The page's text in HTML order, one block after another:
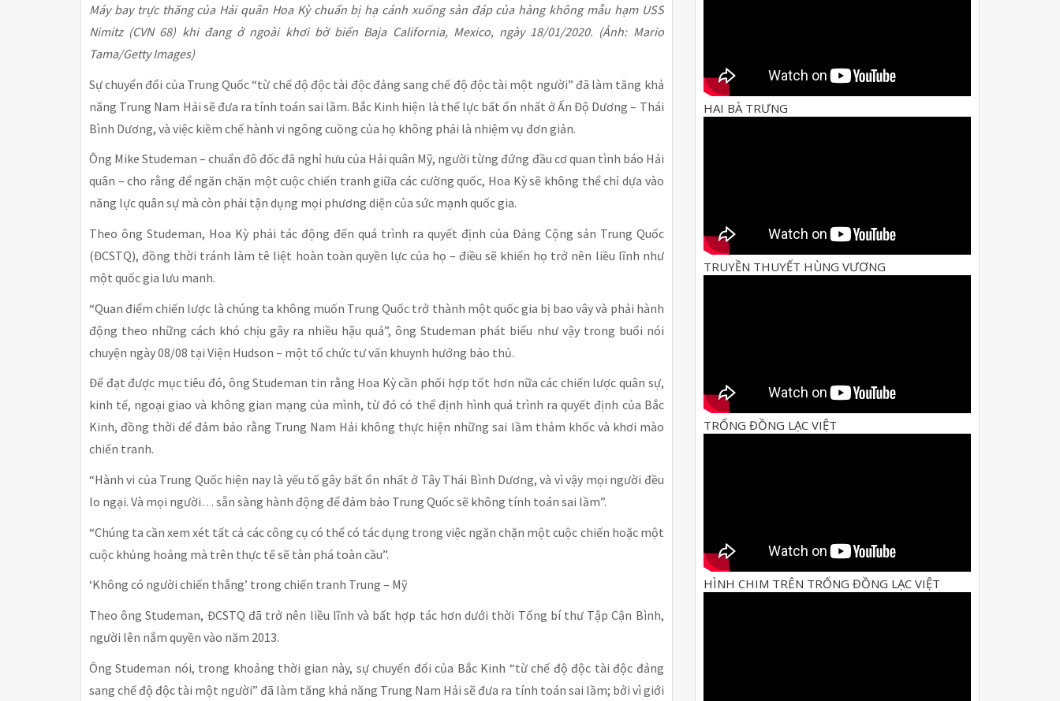
Máy bay trực thăng của Hải quân Hoa Kỳ chuẩn bị hạ cánh xuống sàn đáp của hàng không mẫu hạm USS
Nimitz (CVN 68) khi đang ở ngoài khơi bờ biển Baja California, Mexico, ngày 18/01/2020. (Ảnh: Mario
Tama/Getty Images)
Sự chuyển đổi của Trung Quốc “từ chế độ độc tài độc đảng sang chế độ độc tài một người” đã làm tăng khả
năng Trung Nam Hải sẽ đưa ra tính toán sai lầm. Bắc Kinh hiện là thế lực bất ổn nhất ở Ấn Độ Dương – Thái
Bình Dương, và việc kiềm chế hành vi ngông cuồng của họ không phải là nhiệm vụ đơn giản.
Ông Mike Studeman – chuẩn đô đốc đã nghỉ hưu của Hải quân Mỹ, người từng đứng đầu cơ quan tình báo Hải
quân – cho rằng để ngăn chặn một cuộc chiến tranh giữa các cường quốc, Hoa Kỳ sẽ không thể chỉ dựa vào
năng lực quân sự mà còn phải tận dụng mọi phương diện của sức mạnh quốc gia.
Theo ông Studeman, Hoa Kỳ phải tác động đến quá trình ra quyết định của Đảng Cộng sản Trung Quốc
(ĐCSTQ), đồng thời tránh làm tê liệt hoàn toàn quyền lực của họ – điều sẽ khiến họ trở nên liều lĩnh như
một quốc gia lưu manh.
“Quan điểm chiến lược là chúng ta không muốn Trung Quốc trở thành một quốc gia bị bao vây và phải hành
động theo những cách khó chịu gây ra nhiều hậu quả”, ông Studeman phát biểu như vậy trong buổi nói
chuyện ngày 08/08 tại Viện Hudson – một tổ chức tư vấn khuynh hướng bảo thủ.
Để đạt được mục tiêu đó, ông Studeman tin rằng Hoa Kỳ cần phối hợp tốt hơn nữa các chiến lược quân sự,
kinh tế, ngoại giao và không gian mạng của mình, từ đó có thể định hình quá trình ra quyết định của Bắc
Kinh, đồng thời để đảm bảo rằng Trung Nam Hải không thực hiện những sai lầm thảm khốc và khơi mào
chiến tranh.
“Hành vi của Trung Quốc hiện nay là yếu tố gây bất ổn nhất ở Tây Thái Bình Dương, và vì vậy mọi người đều
lo ngại. Và mọi người… sẵn sàng hành động để đảm bảo Trung Quốc sẽ không tính toán sai lầm”.
“Chúng ta cần xem xét tất cả các công cụ có thể có tác dụng trong việc ngăn chặn một cuộc chiến hoặc một
cuộc khủng hoảng mà trên thực tế sẽ tàn phá toàn cầu”.
‘Không có người chiến thắng’ trong chiến tranh Trung – Mỹ
Theo ông Studeman, ĐCSTQ đã trở nên liều lĩnh và bất hợp tác hơn dưới thời Tổng bí thư Tập Cận Bình,
người lên nắm quyền vào năm 2013.
Ông Studeman nói, trong khoảng thời gian này, sự chuyển đổi của Bắc Kinh “từ chế độ độc tài độc đảng
sang chế độ độc tài một người” đã làm tăng khả năng Trung Nam Hải sẽ đưa ra tính toán sai lầm; bởi vì giới
HAI BÀ TRƯNG
TRUYỀN THUYẾT HÙNG VƯƠNG
TRỐNG ĐỒNG LẠC VIỆT
HÌNH CHIM TRÊN TRỐNG ĐỒNG LẠC VIỆT